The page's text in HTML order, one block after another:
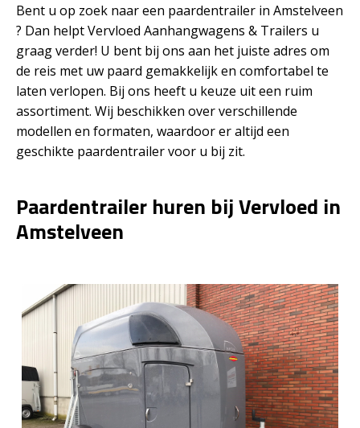
Bent u op zoek naar een paardentrailer in Amstelveen
? Dan helpt Vervloed Aanhangwagens & Trailers u
graag verder! U bent bij ons aan het juiste adres om
de reis met uw paard gemakkelijk en comfortabel te
laten verlopen. Bij ons heeft u keuze uit een ruim
assortiment. Wij beschikken over verschillende
modellen en formaten, waardoor er altijd een
geschikte paardentrailer voor u bij zit.
Paardentrailer huren bij Vervloed in
Amstelveen